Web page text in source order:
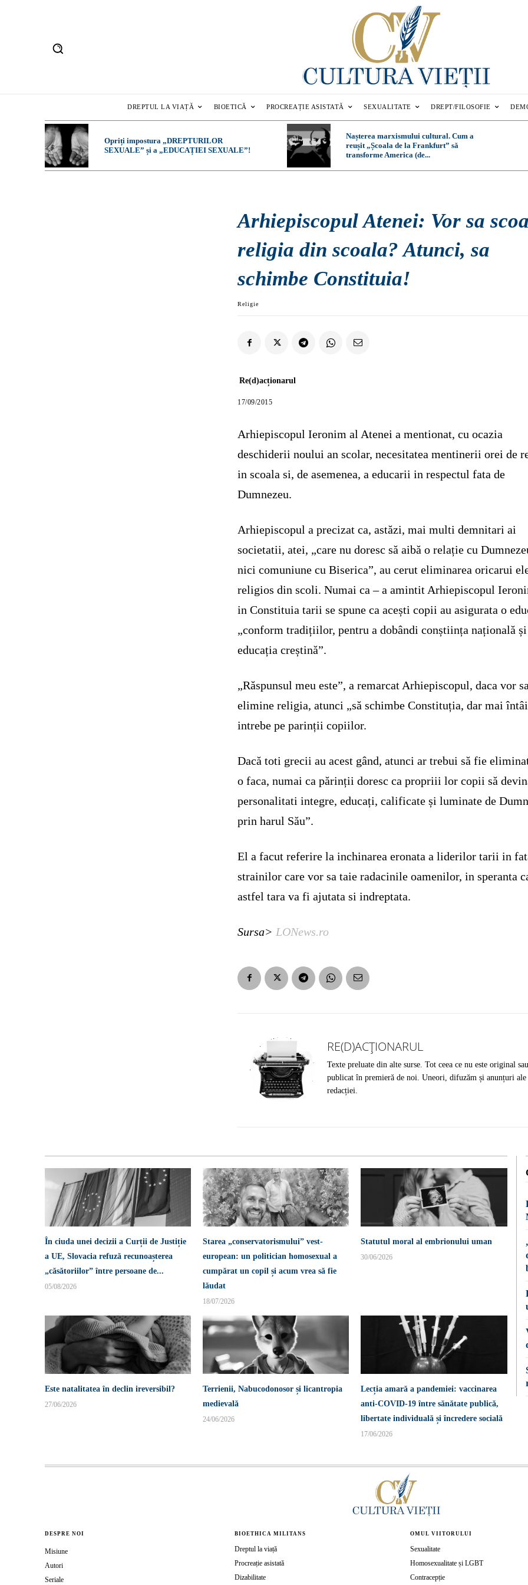
DREPTUL LA VIAȚĂ BIOETICĂ PROCREAȚIE ASISTATĂ SEXUALITATE DREPT/FILOSOFIE
Opriți impostura „DREPTURILOR
SEXUALE” și a „EDUCAȚIEI SEXUALE”!
Nașterea marxismului cultural. Cum a
reușit „Școala de la Frankfurt” să
transforme America (de...
Arhiepiscopul Atenei: Vor sa
religia din scoala? Atunci, sa
schimbe Constituia!
Religie
Re(d)acționarul
17/09/2015
Arhiepiscopul Ieronim al Atenei a mentionat, cu ocazia
deschiderii noului an scolar, necesitatea mentinerii orei de
in scoala si, de asemenea, a educarii in respectul fata de
Dumnezeu.
Arhiepiscopul a precizat ca, astăzi, mai multi demnitari ai
societatii, atei, „care nu doresc să aibă o relație cu
nici comuniune cu Biserica”, au cerut eliminarea oricarui
religios din scoli. Numai ca – a amintit Arhiepiscopul
in Constituia tarii se spune ca acești copii au asigurata o
„conform tradițiilor, pentru a dobândi conștiința națională și
educația creștină”.
„Răspunsul meu este”, a remarcat Arhiepiscopul, daca vor sa
elimine religia, atunci „să schimbe Constituția, dar mai
intrebe pe parinții copiilor.
Dacă toti grecii au acest gând, atunci ar trebui să fie
o faca, numai ca părinții doresc ca propriii lor copii să
personalitati integre, educați, calificate și luminate de
prin harul Său”.
El a facut referire la inchinarea eronata a liderilor tarii in
strainilor care vor sa taie radacinile oamenilor, in speranta
astfel tara va fi ajutata si indreptata.
Sursa> LONews.ro
RE(D)ACȚIONARUL
Texte preluate din alte surse. Tot ceea ce nu este original sau
publicat în premieră de noi. Uneori, difuzăm și anunțuri ale
redacției.
În ciuda unei decizii a Curții de Justiție
a UE, Slovacia refuză recunoașterea
„căsătoriilor” între persoane de...
05/08/2026
Starea „conservatorismului” vest-
european: un politician homosexual a
cumpărat un copil și acum vrea să fie
lăudat
18/07/2026
Statutul moral al embrionului uman
30/06/2026
Este natalitatea în declin ireversibil?
27/06/2026
Terrienii, Nabucodonosor și licantropia
medievală
24/06/2026
Lecția amară a pandemiei: vaccinarea
anti-COVID-19 între sănătate publică,
libertate individuală și încredere socială
17/06/2026
DESPRE NOI
Misiune
Autori
Seriale
BIOETHICA MILITANS
Dreptul la viață
Procreație asistată
Dizabilitate
OMUL VIITORULUI
Sexualitate
Homosexualitate și LGBT
Contracepție